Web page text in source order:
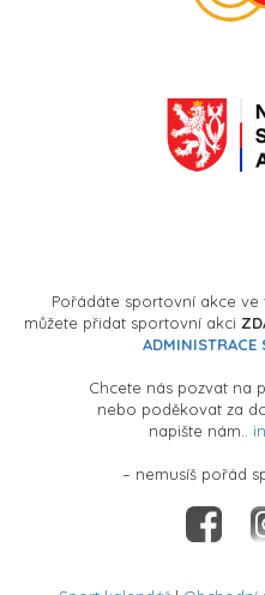
Pořádáte sportovní akce ve
můžete přidat sportovní akci
ADMINISTRACE
Chcete nás pozvat na
nebo poděkovat za
napište nám..
– nemusíš pořád